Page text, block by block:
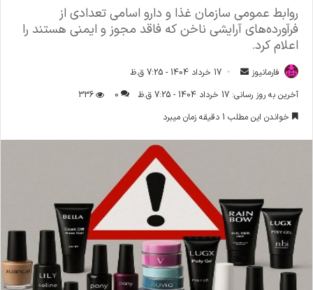
روابط عمومی سازمان غذا و دارو اسامی تعدادی از
فرآورده‌های آرایشی ناخن که فاقد مجوز و ایمنی هستند را
اعلام کرد.
فارمانیوز
ا
ل
ی
ل
17 خرداد 1404 - 7:25 ق.ظ
آخرین به روز رسانی: 17 خرداد 1404 - 7:25 ق.ظ
0
336
خواندن این مطلب 1 دقیقه زمان میبرد